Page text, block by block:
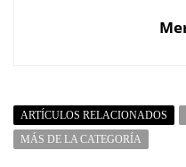
ARTÍCULOS RELACIONADOS
MÁS DE LA CATEGORÍA